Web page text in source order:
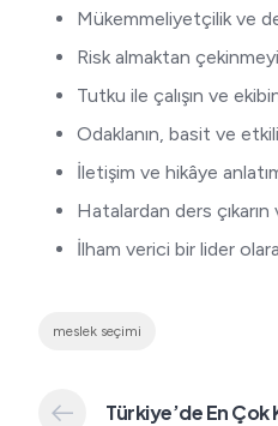
Mükemmeliyetçilik ve
Risk almaktan
Tutku ile çalışın ve
Odaklanın, basit ve
İletişim ve hikâye
Hatalardan ders çıkarın
İlham verici bir lider
meslek seçimi
Türkiye’de En Çok